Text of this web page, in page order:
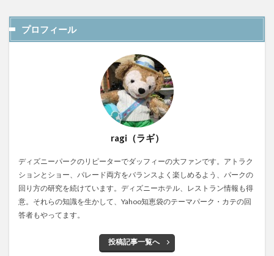
プロフィール
ragi（ラギ）
ディズニーパークのリピーターでダッフィーの大ファンです。アトラク
ションとショー、パレード両方をバランスよく楽しめるよう、パークの
回り方の研究を続けています。ディズニーホテル、レストラン情報も得
意。それらの知識を生かして、Yahoo知恵袋のテーマパーク・カテの回
答者もやってます。
投稿記事一覧へ